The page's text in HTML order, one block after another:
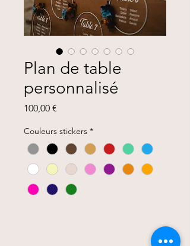
Plan de table
personnalisé
100,00 €
Couleurs stickers *